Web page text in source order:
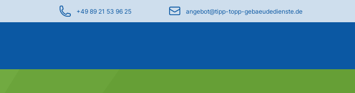
+49 89 21 53 96 25 angebot@tipp-topp-gebaeudedienste.de